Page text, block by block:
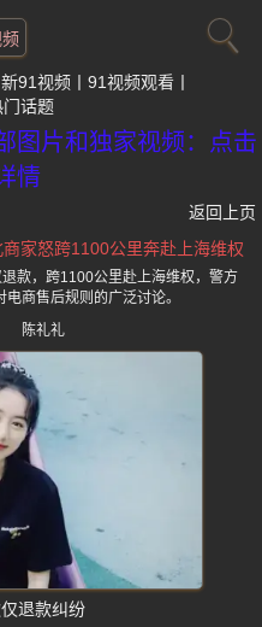
新91视频
91视频观看
门话题
图片和独家视频：点击
情
返回上页
家怒跨1100公里奔赴上海维权
款，跨1100公里赴上海维权，警方
商售后规则的广泛讨论。
陈礼礼
退款纠纷